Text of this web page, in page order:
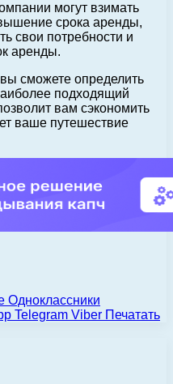
могут взимать
срока аренды,
свои потребности и
аренды.
сможете определить
подходящий
вам сэкономить
ваше путешествие
Одноклассники
Telegram Viber Печатать